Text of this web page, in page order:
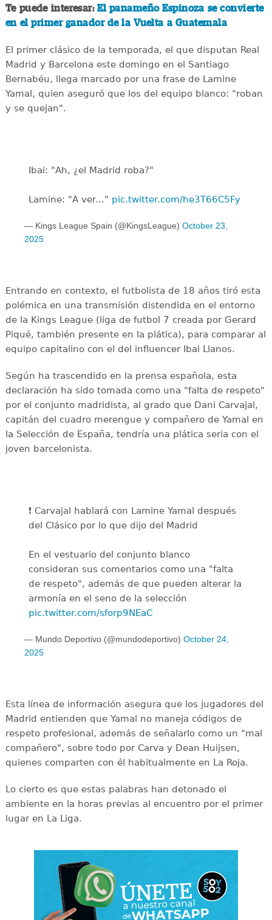
Te puede interesar:El panameño Espinoza se convierte
en el primer ganador de la Vuelta a Guatemala
El primer clásico de la temporada, el que disputan Real
Madrid y Barcelona este domingo en el Santiago
Bernabéu, llega marcado por una frase de Lamine
Yamal, quien aseguró que los del equipo blanco: "roban
y se quejan".
Ibai: "Ah, ¿el Madrid roba?"
Lamine: "A ver..." pic.twitter.com/he3T66C5Fy
— Kings League Spain (@KingsLeague) October 23,
2025
Entrando en contexto, el futbolista de 18 años tiró esta
polémica en una transmisión distendida en el entorno
de la Kings League (liga de futbol 7 creada por Gerard
Piqué, también presente en la plática), para comparar al
equipo capitalino con el del influencer Ibai Llanos.
Según ha trascendido en la prensa española, esta
declaración ha sido tomada como una "falta de respeto"
por el conjunto madridista, al grado que Dani Carvajal,
capitán del cuadro merengue y compañero de Yamal en
la Selección de España, tendría una plática seria con el
joven barcelonista.
❗️ Carvajal hablará con Lamine Yamal después
del Clásico por lo que dijo del Madrid
En el vestuario del conjunto blanco
consideran sus comentarios como una "falta
de respeto", además de que pueden alterar la
armonía en el seno de la selección
pic.twitter.com/sforp9NEaC
— Mundo Deportivo (@mundodeportivo) October 24,
2025
Esta línea de información asegura que los jugadores del
Madrid entienden que Yamal no maneja códigos de
respeto profesional, además de señalarlo como un "mal
compañero", sobre todo por Carva y Dean Huijsen,
quienes comparten con él habitualmente en La Roja.
Lo cierto es que estas palabras han detonado el
ambiente en la horas previas al encuentro por el primer
lugar en La Liga.